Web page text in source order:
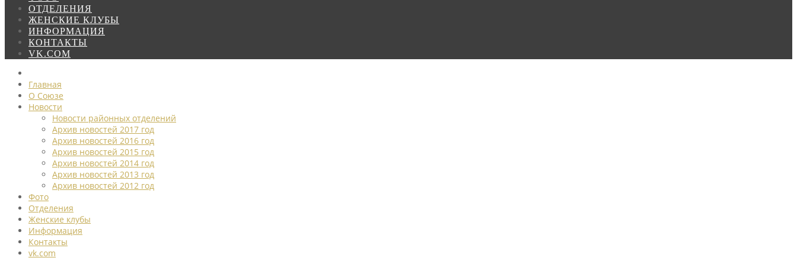
ОТДЕЛЕНИЯ
ЖЕНСКИЕ КЛУБЫ
ИНФОРМАЦИЯ
КОНТАКТЫ
VK.COM
Главная
О Союзе
Новости
Новости районных отделений
Архив новостей 2017 год
Архив новостей 2016 год
Архив новостей 2015 год
Архив новостей 2014 год
Архив новостей 2013 год
Архив новостей 2012 год
Фото
Отделения
Женские клубы
Информация
Контакты
vk.com